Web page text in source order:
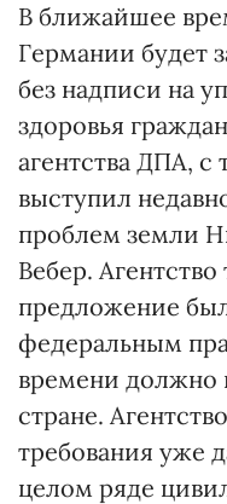
В ближайшее
Германии будет
без надписи на
здоровья
агентства ДПА,
выступил
проблем земли
Вебер.
предложение
федеральным
времени должно
стране.
требования уже
целом ряде